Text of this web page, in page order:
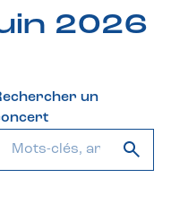
2026
un